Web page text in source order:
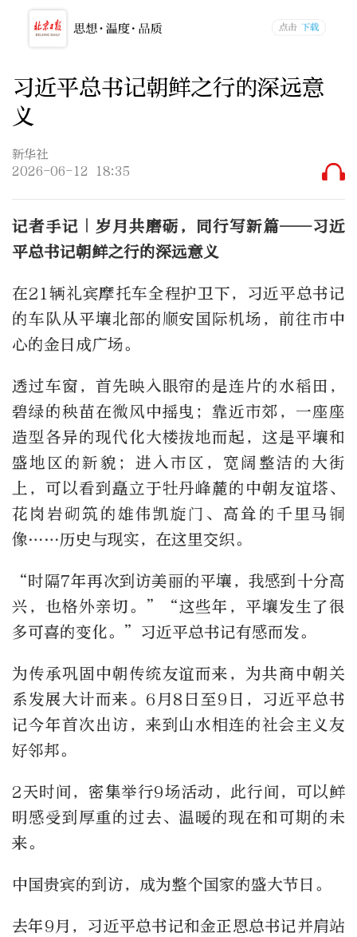
习近平总书记朝鲜之行的深远意
义
新华社
2026-06-12 18:35
记者手记｜岁月共磨砺，同行写新篇——习近
平总书记朝鲜之行的深远意义
在21辆礼宾摩托车全程护卫下，习近平总书记
的车队从平壤北部的顺安国际机场，前往市中
心的金日成广场。
透过车窗，首先映入眼帘的是连片的水稻田，
碧绿的秧苗在微风中摇曳；靠近市郊，一座座
造型各异的现代化大楼拔地而起，这是平壤和
盛地区的新貌；进入市区，宽阔整洁的大街
上，可以看到矗立于牡丹峰麓的中朝友谊塔、
花岗岩砌筑的雄伟凯旋门、高耸的千里马铜
像……历史与现实，在这里交织。
“时隔7年再次到访美丽的平壤，我感到十分高
兴，也格外亲切。”“这些年，平壤发生了很
多可喜的变化。”习近平总书记有感而发。
为传承巩固中朝传统友谊而来，为共商中朝关
系发展大计而来。6月8日至9日，习近平总书
记今年首次出访，来到山水相连的社会主义友
好邻邦。
2天时间，密集举行9场活动，此行间，可以鲜
明感受到厚重的过去、温暖的现在和可期的未
来。
中国贵宾的到访，成为整个国家的盛大节日。
去年9月，习近平总书记和金正恩总书记并肩站